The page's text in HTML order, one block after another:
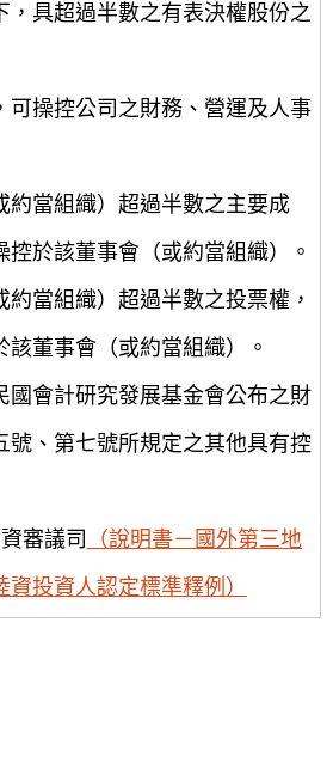
，具超過半數之有表決權股份之
可操控公司之財務、營運及人事
約當組織）超過半數之主要成
控於該董事會（或約當組織）。
當組織）超過半數之投票權，
該董事會（或約當組織）。
國會計研究發展基金會公布之財
號、第七號所規定之其他具有控
審議司
（說明書－國外第三地
投資人認定標準釋例）